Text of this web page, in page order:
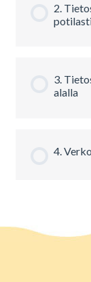
2.
3.
alalla
4.